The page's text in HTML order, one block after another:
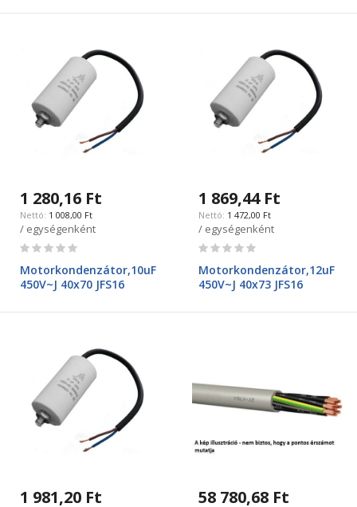
1 280,16 Ft
1 008,00 Ft
/ egységenként
Rating:
Motorkondenzátor,10uF
450V~J 40x70 JFS16
1 869,44 Ft
1 472,00 Ft
/ egységenként
Rating:
Motorkondenzátor,12uF
450V~J 40x73 JFS16
1 981,20 Ft 58 780,68 Ft